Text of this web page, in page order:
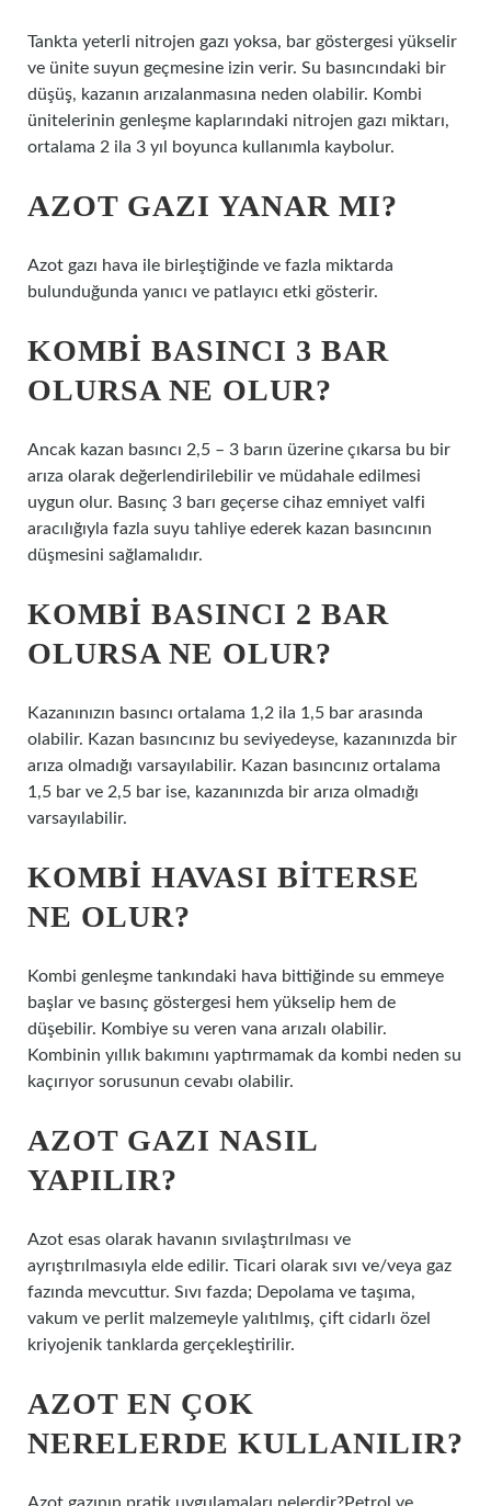
Tankta yeterli nitrojen gazı yoksa, bar göstergesi yükselir
ve ünite suyun geçmesine izin verir. Su basıncındaki bir
düşüş, kazanın arızalanmasına neden olabilir. Kombi
ünitelerinin genleşme kaplarındaki nitrojen gazı miktarı,
ortalama 2 ila 3 yıl boyunca kullanımla kaybolur.
AZOT GAZI YANAR MI?
Azot gazı hava ile birleştiğinde ve fazla miktarda
bulunduğunda yanıcı ve patlayıcı etki gösterir.
KOMBI BASINCI 3 BAR
OLURSA NE OLUR?
Ancak kazan basıncı 2,5 – 3 barın üzerine çıkarsa bu bir
arıza olarak değerlendirilebilir ve müdahale edilmesi
uygun olur. Basınç 3 barı geçerse cihaz emniyet valfi
aracılığıyla fazla suyu tahliye ederek kazan basıncının
düşmesini sağlamalıdır.
KOMBI BASINCI 2 BAR
OLURSA NE OLUR?
Kazanınızın basıncı ortalama 1,2 ila 1,5 bar arasında
olabilir. Kazan basıncınız bu seviyedeyse, kazanınızda bir
arıza olmadığı varsayılabilir. Kazan basıncınız ortalama
1,5 bar ve 2,5 bar ise, kazanınızda bir arıza olmadığı
varsayılabilir.
KOMBI HAVASI BITERSE
NE OLUR?
Kombi genleşme tankındaki hava bittiğinde su emmeye
başlar ve basınç göstergesi hem yükselip hem de
düşebilir. Kombiye su veren vana arızalı olabilir.
Kombinin yıllık bakımını yaptırmamak da kombi neden su
kaçırıyor sorusunun cevabı olabilir.
AZOT GAZI NASIL
YAPILIR?
Azot esas olarak havanın sıvılaştırılması ve
ayrıştırılmasıyla elde edilir. Ticari olarak sıvı ve/veya gaz
fazında mevcuttur. Sıvı fazda; Depolama ve taşıma,
vakum ve perlit malzemeyle yalıtılmış, çift cidarlı özel
kriyojenik tanklarda gerçekleştirilir.
AZOT EN ÇOK
NERELERDE KULLANILIR?